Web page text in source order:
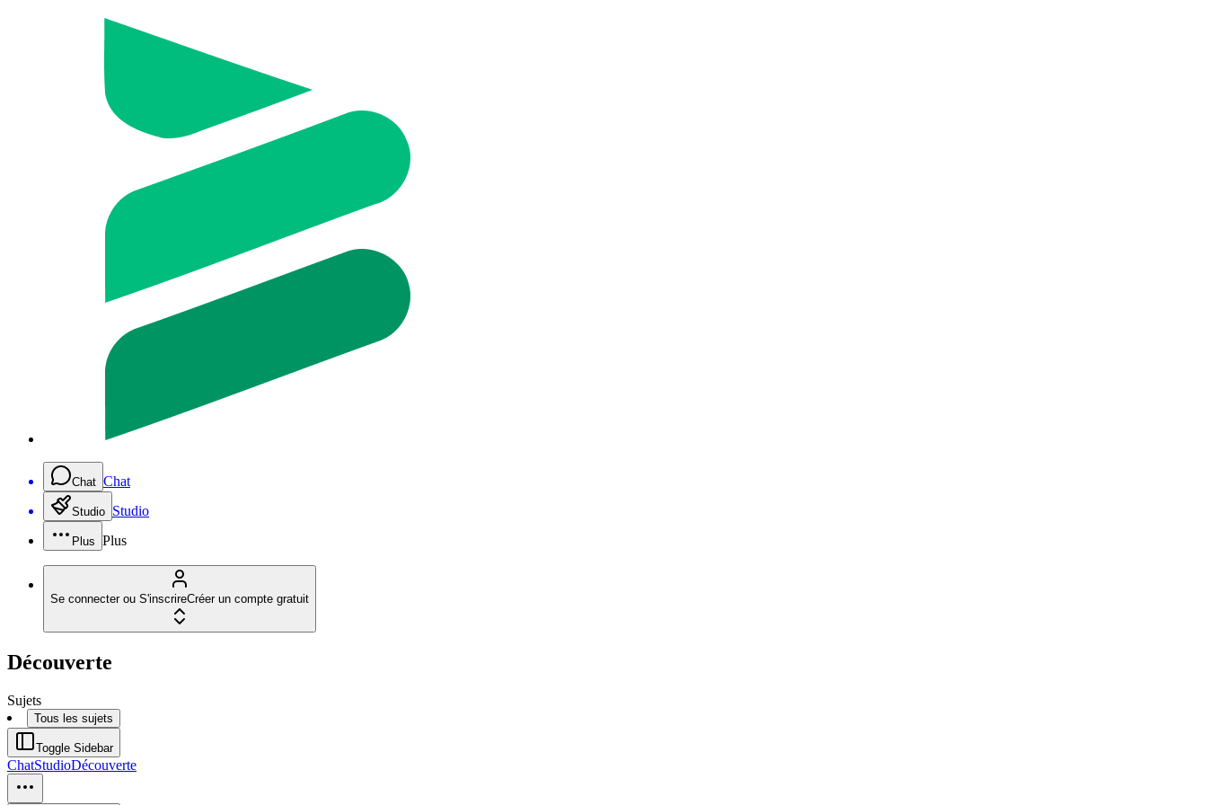
Chat Chat
Studio Studio
Plus Plus
Se connecter ou S'inscrireCréer un compte gratuit
Découverte
Sujets
Tous les sujets
Toggle Sidebar
ChatStudioDécouverte